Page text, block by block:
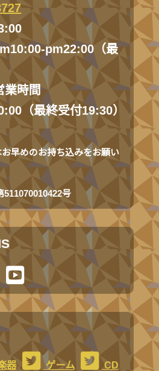
pm22:00（最
業時間
（最終受付19:30）
早めのお持ち込みをお願い
号
器 ゲーム CD